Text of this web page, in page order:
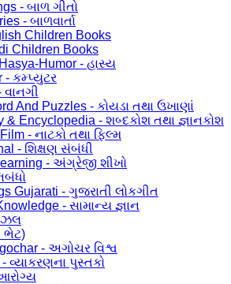
- બાળ ગીતો
- બાળવાર્તા
Children Books
Children Books
Humor - હાસ્ય
- કમ્પ્યુટર
વાનગી
And Puzzles - કોયડા તથા ઉખાણાં
& Encyclopedia - શબ્દકોશ તથા જ્ઞાનકોશ
- નાટકો તથા ફિલ્મ
- શિક્ષણ સંબંધી
- અંગ્રેજી શીખો
Gujarati - ગુજરાતી લોકગીત
- સામાન્ય જ્ઞાન
ભેટ)
- અગોચર વિશ્વ
- વ્યાકરણના પુસ્તકો